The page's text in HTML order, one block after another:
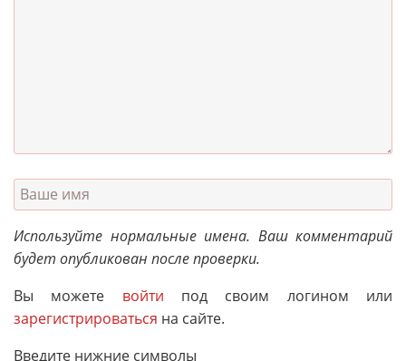
Используйте нормальные имена. Ваш комментарий
будет опубликован после проверки.
Вы можете войти под своим логином или
зарегистрироваться на сайте.
Введите нижние символы